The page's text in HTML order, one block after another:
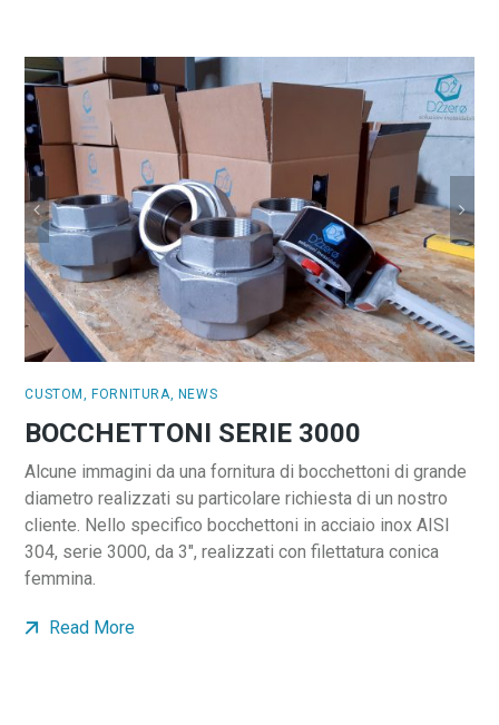
CUSTOM ,FORNITURA NEWS
BOCCHETTONI SERIE 3000
Alcune immagini da una fornitura di bocchettoni di grande
diametro realizzati su particolare richiesta di un nostro
cliente. Nello specifico bocchettoni in acciaio inox AISI
304, serie 3000, da 3″, realizzati con filettatura conica
femmina.
Read More